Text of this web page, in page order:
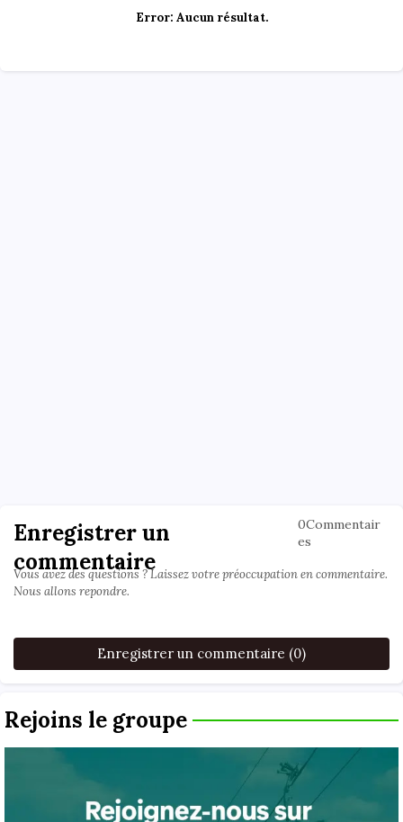
Error: Aucun résultat.
Enregistrer un
commentaire
0Commentair
es
Vous avez des questions ? Laissez votre préoccupation en commentaire.
Nous allons repondre.
Enregistrer un commentaire (0)
Rejoins le groupe